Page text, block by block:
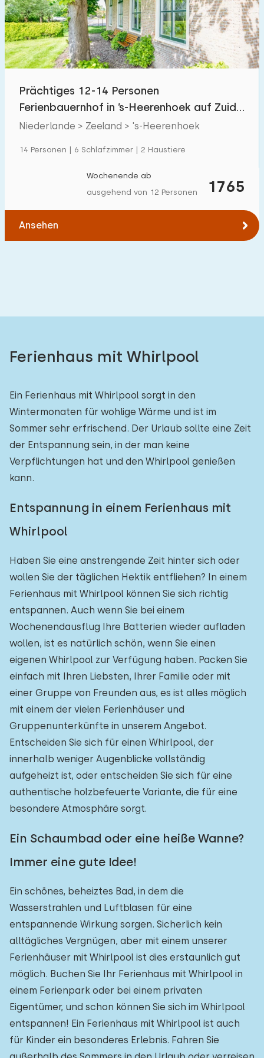
Schwimmbad 0
Eingezäunter Garten 1
Haustierfrei 0
Ladestation Auto
€ 0 — € 1000+
1 2 3 4 5
Von 's-Heerenhoek(max. km):
5 10 20 30
1 2 5 10 20
10
Zum Wasser :
1 2 5 10 20
Zu öffentlichen Verkehrsmitteln(max. km)
0,2 0,5 1 2 5
Unterkunft
Nicht im Ferienpark
Im Ferienpark
Einfamilienhaus
Tiny house
Hausboot
Kinderfreundlich
Kindermöbel
Eingezäunter Garten
Spielgeräte im Garten
Hallenbad 0
Prächtiges 12-14 Personen
Ferienbauernhof in ’s-Heerenhoek auf Zuid-
Beveland
Niederlande > Zeeland > 's-Heerenhoek
14 Personen | 6 Schlafzimmer | 2 Haustiere
1765
Wochenende ab
ausgehend von 12 Personen
Ansehen
Ferienhaus mit Whirlpool
Ein Ferienhaus mit Whirlpool sorgt in den
Wintermonaten für wohlige Wärme und ist im
Sommer sehr erfrischend. Der Urlaub sollte eine Zeit
der Entspannung sein, in der man keine
Verpflichtungen hat und den Whirlpool genießen
kann.
Entspannung in einem Ferienhaus mit
Whirlpool
Haben Sie eine anstrengende Zeit hinter sich oder
wollen Sie der täglichen Hektik entfliehen? In einem
Ferienhaus mit Whirlpool können Sie sich richtig
entspannen. Auch wenn Sie bei einem
Wochenendausflug Ihre Batterien wieder aufladen
wollen, ist es natürlich schön, wenn Sie einen
eigenen Whirlpool zur Verfügung haben. Packen Sie
einfach mit Ihren Liebsten, Ihrer Familie oder mit
einer Gruppe von Freunden aus, es ist alles möglich
mit einem der vielen Ferienhäuser und
Gruppenunterkünfte in unserem Angebot.
Entscheiden Sie sich für einen Whirlpool, der
innerhalb weniger Augenblicke vollständig
aufgeheizt ist, oder entscheiden Sie sich für eine
authentische holzbefeuerte Variante, die für eine
besondere Atmosphäre sorgt.
Ein Schaumbad oder eine heiße Wanne?
Immer eine gute Idee!
Ein schönes, beheiztes Bad, in dem die
Wasserstrahlen und Luftblasen für eine
entspannende Wirkung sorgen. Sicherlich kein
alltägliches Vergnügen, aber mit einem unserer
Ferienhäuser mit Whirlpool ist dies erstaunlich gut
möglich. Buchen Sie Ihr Ferienhaus mit Whirlpool in
einem Ferienpark oder bei einem privaten
Eigentümer, und schon können Sie sich im Whirlpool
entspannen! Ein Ferienhaus mit Whirlpool ist auch
für Kinder ein besonderes Erlebnis. Fahren Sie